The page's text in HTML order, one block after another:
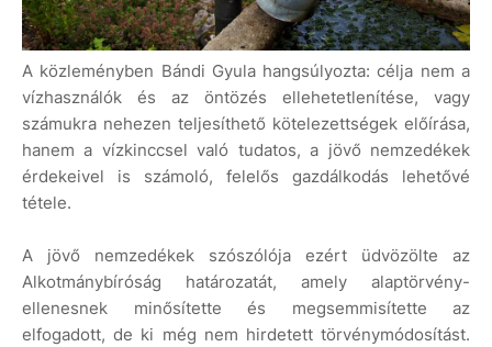
A közleményben Bándi Gyula hangsúlyozta: célja nem a
vízhasználók és az öntözés ellehetetlenítése, vagy
számukra nehezen teljesíthető kötelezettségek előírása,
hanem a vízkinccsel való tudatos, a jövő nemzedékek
érdekeivel is számoló, felelős gazdálkodás lehetővé
tétele.
A jövő nemzedékek szószólója ezért üdvözölte az
Alkotmánybíróság határozatát, amely alaptörvény-
ellenesnek minősítette és megsemmisítette az
elfogadott, de ki még nem hirdetett törvénymódosítást.